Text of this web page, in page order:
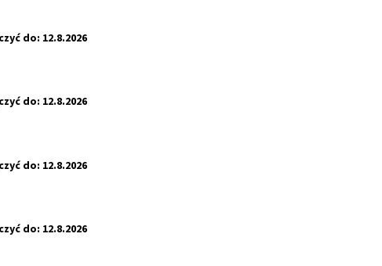
do: 12.8.2026
do: 12.8.2026
do: 12.8.2026
do: 12.8.2026